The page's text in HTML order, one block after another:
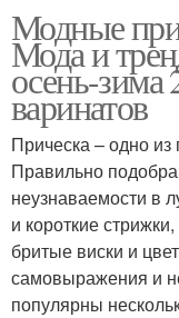
Модные
Мода и
осень-
варинатов
Прическа – одно
Правильно
неузнаваемости в
и короткие
бритые виски и
самовыражения и
популярны